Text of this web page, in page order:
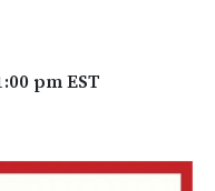
pmEST